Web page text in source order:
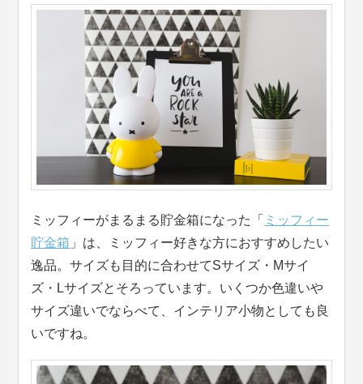
ミッフィーがまるまる貯金箱になった「 ミッフィー
貯金箱 」は、ミッフィー好きな方におすすめしたい
逸品。サイズも目的に合わせてSサイズ・Mサイ
ズ・Lサイズとそろっています。いくつか色違いや
サイズ違いでならべて、インテリア小物としても良
いですね。